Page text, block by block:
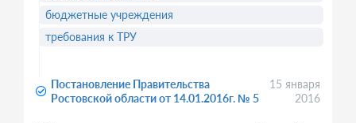
Постановление Правительства
Ростовской области от 14.01.2016г. № 5
15 января
2016
бюджетные учреждения
требования к ТРУ